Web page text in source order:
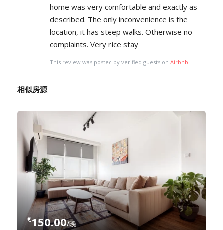
home was very comfortable and exactly as
described. The only inconvenience is the
location, it has steep walks. Otherwise no
complaints. Very nice stay
This review was posted by verified guests on Airbnb.
相似房源
€150.00/晚